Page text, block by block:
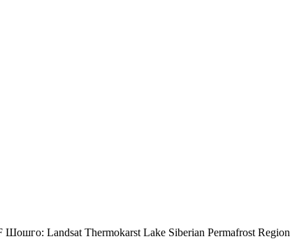
Шошго: Landsat Thermokarst Lake Siberian Permafrost Region